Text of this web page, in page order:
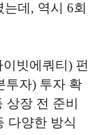
데, 역시 6회
빗에쿼티) 펀
투자) 투자 확
장 전 준비
다양한 방식